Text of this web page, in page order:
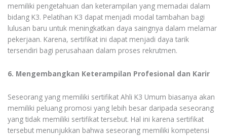
memiliki pengetahuan dan keterampilan yang memadai dalam
bidang K3. Pelatihan K3 dapat menjadi modal tambahan bagi
lulusan baru untuk meningkatkan daya saingnya dalam melamar
pekerjaan. Karena, sertifikat ini dapat menjadi daya tarik
tersendiri bagi perusahaan dalam proses rekrutmen.
6. Mengembangkan Keterampilan Profesional dan Karir
Seseorang yang memiliki sertifikat Ahli K3 Umum biasanya akan
memiliki peluang promosi yang lebih besar daripada seseorang
yang tidak memiliki sertifikat tersebut. Hal ini karena sertifikat
tersebut menunjukkan bahwa seseorang memiliki kompetensi